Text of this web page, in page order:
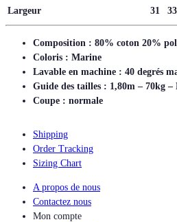
Largeur
31 33
Composition : 80% coton 20%
Coloris : Marine
Lavable en machine : 40 degrés
Guide des tailles : 1,80m – 70kg –
Coupe : normale
Shipping
Order Tracking
Sizing Chart
A propos de nous
Contactez nous
Mon compte